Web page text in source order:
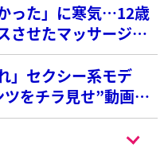
った」に寒気…12歳
させたマッサージ店
女性セラピスト写真
」セクシー系モデ
をチラ見せ”動画が
ラ配り”写真が炎上